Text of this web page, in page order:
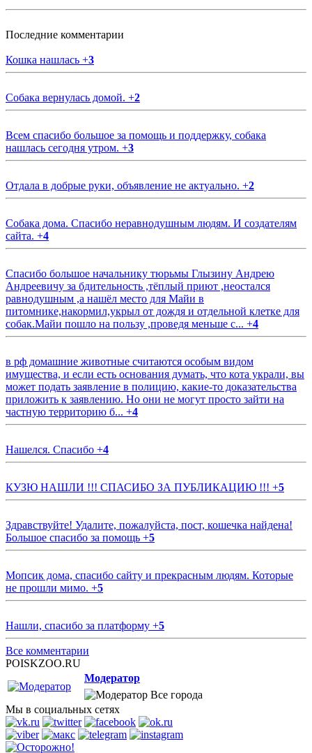
Последние комментарии
Кошка нашлась +3
Собака вернулась домой. +2
Всем спасибо большое за помощь и поддержку, собака
нашлась сегодня утром. +3
Отдала в добрые руки, объявление не актуально. +2
Собака дома. Спасибо неравнодушным людям. И создателям
сайта. +4
Спасибо большое начальнику тюрьмы Глызину Андрею
Андреевичу за бдительность ,тёплый приют ,неостался
равнодушным ,а нашёл место для Майи в
питомнике,накормил,укрыл от дождя и отдельной клетке для
собак.Майи пошло на пользу ,проведя меньше с... +4
в рф домашние животные считаются особым видом
имущества, и если есть основания думать, что кота украли, вы
может подать заявление в полицию, какие-то доказательства
приложить к заявлению. Но они не могут просто зайти на
частную территорию б... +4
Нашелся. Спасибо +4
КУЗЮ НАШЛИ !!! СПАСИБО ЗА ПУБЛИКАЦИЮ !!! +5
Здравствуйте! Удалите, пожалуйста, пост, кошечка найдена!
Большое спасибо за помощь +5
Мопсик дома, спасибо сайту и прекрасным людям. Которые
не прошли мимо. +5
Нашли, спасибо за платформу +5
Все комментарии
POISKZOO.RU
Модератор
Все города
Мы в социальных сетях